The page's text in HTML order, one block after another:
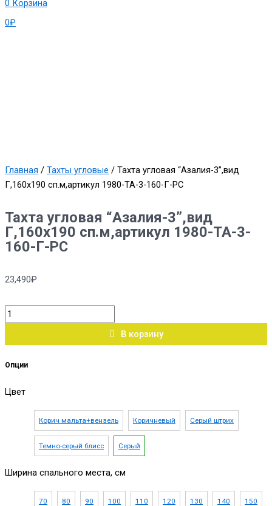
0₽
0 Корзина
Главная / Тахты угловые / Тахта угловая “Азалия-3”,вид
Г,160х190 сп.м,артикул 1980-ТА-3-160-Г-РС
Тахта угловая “Азалия-3”,вид
Г,160х190 сп.м,артикул 1980-ТА-3-
160-Г-РС
23,490₽
В корзину
Опции
Цвет
Корич мальта+вензель Коричневый Серый штрих
Темно-серый блисс Серый
Ширина спального места, см
70 80 90 100 110 120 130 140 150